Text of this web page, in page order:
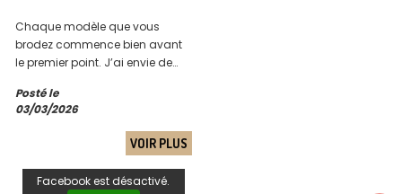
Chaque modèle que vous
brodez commence bien avant
le premier point. J’ai envie de
les coulisses de mon quotidien
de créatrice, pour vous faire
découvrir l’envers du décor, là
où naissent les grilles que vous
brodez chez vous,
Posté le
03/03/2026
VOIR PLUS
Facebook est désactivé.